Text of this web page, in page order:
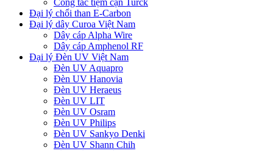
Công tắc tiệm cận Turck
Đại lý chổi than E-Carbon
Đại lý dây Curoa Việt Nam
Dây cáp Alpha Wire
Dây cáp Amphenol RF
Đại lý Đèn UV Việt Nam
Đèn UV Aquapro
Đèn UV Hanovia
Đèn UV Heraeus
Đèn UV LIT
Đèn UV Osram
Đèn UV Philips
Đèn UV Sankyo Denki
Đèn UV Shann Chih